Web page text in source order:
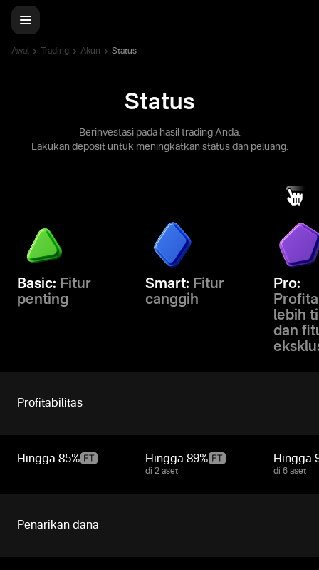
Awal Trading Akun Status
Status
Berinvestasi pada hasil trading Anda.
Lakukan deposit untuk meningkatkan status dan peluang.
Basic: Fitur
penting
Smart: Fitur
canggih
Pro:
lebih
dan
Profitabilitas
Hingga 85% Hingga 89%
di 2 aset
Hingga
di 6 aset
Penarikan dana